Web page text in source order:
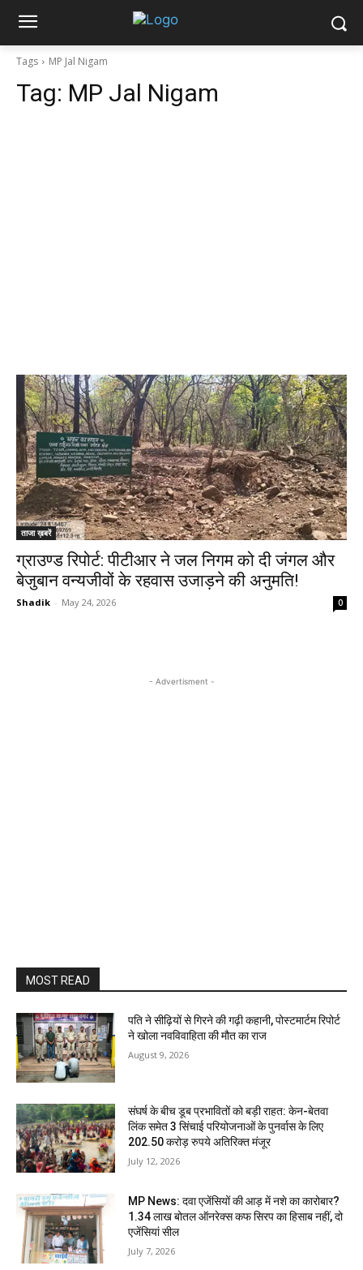
Tags MP Jal Nigam
Tag: MP Jal Nigam
ताजा ख़बरें
ग्राउण्ड रिपोर्ट: पीटीआर ने जल निगम को दी जंगल और
बेजुबान वन्यजीवों के रहवास उजाड़ने की अनुमति!
Shadik - May 24, 2026 0
- Advertisment -
MOST READ
पति ने सीढ़ियों से गिरने की गढ़ी कहानी, पोस्टमार्टम रिपोर्ट
ने खोला नवविवाहिता की मौत का राज
August 9, 2026
संघर्ष के बीच डूब प्रभावितों को बड़ी राहत: केन-बेतवा
लिंक समेत 3 सिंचाई परियोजनाओं के पुनर्वास के लिए
202.50 करोड़ रुपये अतिरिक्त मंजूर
July 12, 2026
MP News: दवा एजेंसियों की आड़ में नशे का कारोबार?
1.34 लाख बोतल ऑनरेक्स कफ सिरप का हिसाब नहीं, दो
एजेंसियां सील
July 7, 2026